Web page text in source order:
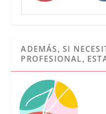
ADEMÁS, SI
PROFESIONAL,